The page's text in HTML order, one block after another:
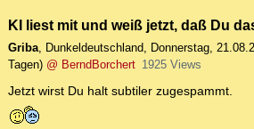
KI liest mit und weiß jetzt, daß Du
Griba, Dunkeldeutschland, Donnerstag,
Tagen) @ BerndBorchert 1925 Views
Jetzt wirst Du halt subtiler zugespammt.